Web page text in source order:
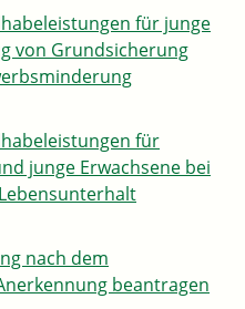
für junge
von Grundsicherung
für
junge Erwachsene bei
nach dem
beantragen